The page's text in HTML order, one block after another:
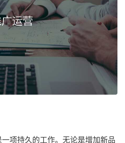
项持久的工作。无论是增加新品